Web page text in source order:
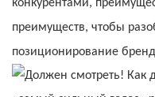
конкурентами,
преимуществ, чтобы
позиционирование